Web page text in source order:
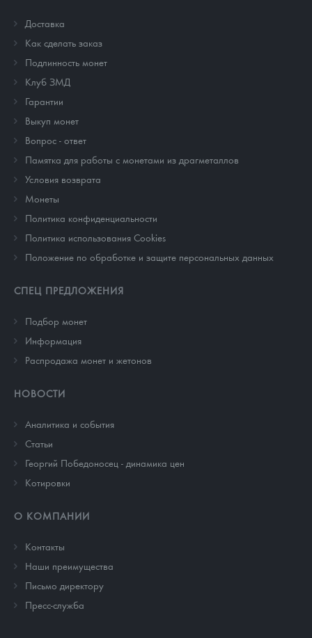
Доставка
Как сделать заказ
Подлинность монет
Клуб ЗМД
Гарантии
Выкуп монет
Вопрос - ответ
Памятка для работы с монетами из драгметаллов
Условия возврата
Монеты
Политика конфиденциальности
Политика использования Cookies
Положение по обработке и защите персональных данных
СПЕЦ ПРЕДЛОЖЕНИЯ
Подбор монет
Информация
Распродажа монет и жетонов
НОВОСТИ
Аналитика и события
Cтатьи
Георгий Победоносец - динамика цен
Котировки
О КОМПАНИИ
Контакты
Наши преимущества
Письмо директору
Пресс-служба